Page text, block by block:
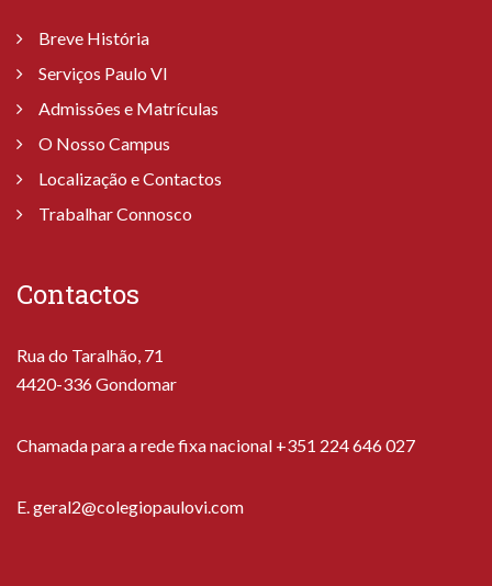
Breve História
Serviços Paulo VI
Admissões e Matrículas
O Nosso Campus
Localização e Contactos
Trabalhar Connosco
Contactos
Rua do Taralhão, 71
4420-336 Gondomar
Chamada para a rede fixa nacional +351 224 646 027
E. geral2@colegiopaulovi.com